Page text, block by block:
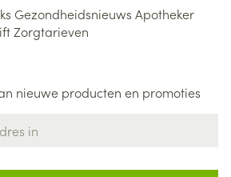
Gezondheidsnieuws Apotheker
Zorgtarieven
nieuwe producten en promoties